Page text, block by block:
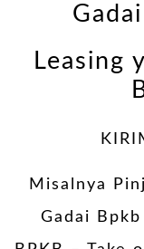
Leasing
Misalnya
Gadai Bpkb